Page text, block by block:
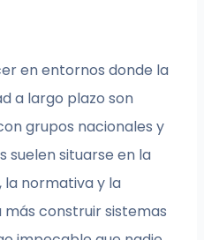
en entornos donde la
a largo plazo son
grupos nacionales y
suelen situarse en la
la normativa y la
construir sistemas